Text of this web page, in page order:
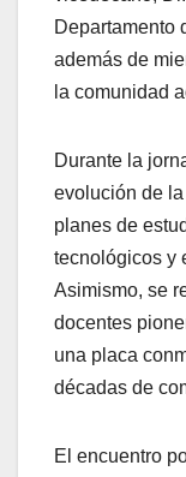
Departamento
además de
la comunidad
Durante la
evolución de
planes de
tecnológicos y
Asimismo, se
docentes
una placa
décadas de
El encuentro